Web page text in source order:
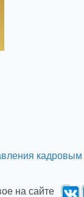
кадровым
на сайте